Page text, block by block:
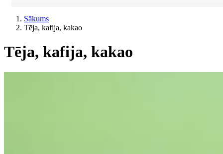
Sākums
Tēja, kafija, kakao
Tēja, kafija, kakao